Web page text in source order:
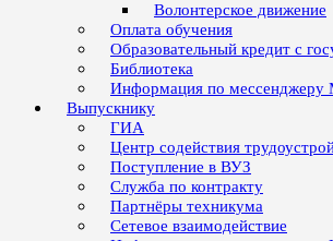
Волонтерское движение
Оплата обучения
Образовательный кредит с
Библиотека
Информация по мессенджеру
Выпускнику
ГИА
Центр содействия
Поступление в ВУЗ
Служба по контракту
Партнёры техникума
Сетевое взаимодействие